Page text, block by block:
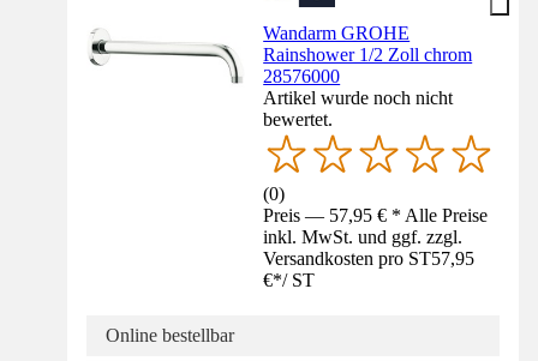
Wandarm GROHE
Rainshower 1/2 Zoll chrom
28576000
Artikel wurde noch nicht
bewertet.
(0)
Preis — 57,95 € * Alle Preise
inkl. MwSt. und ggf. zzgl.
Versandkosten pro ST57,95
€*/ ST
Online bestellbar